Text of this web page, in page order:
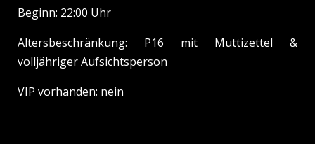
Beginn: 22:00 Uhr
Altersbeschränkung: P16 mit Muttizettel &
volljähriger Aufsichtsperson
VIP vorhanden: nein